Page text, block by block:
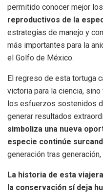
permitido conocer mejor los
reproductivos de la
estrategias de manejo y
más importantes para la
el Golfo de México.
El regreso de esta tortuga
victoria para la ciencia,
los esfuerzos sostenidos
generar resultados
simboliza una nueva
especie continúe
generación tras
La historia de esta
la conservación sí deja